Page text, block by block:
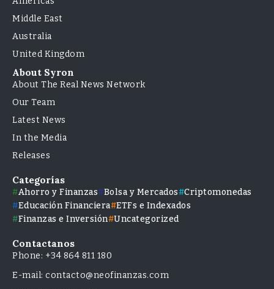
Middle East
Australia
United Kingdom
About Syron
About The Real News Network
Our Team
Latest News
In the Media
Releases
Categorías
Ahorro y Finanzas Bolsa y Mercados
Criptomonedas
Educación Financiera ETFs e Indexados
Finanzas e Inversión Uncategorized
Contactanos
Phone: +34 864 811 180
E-mail: contacto@neofinanzas.com